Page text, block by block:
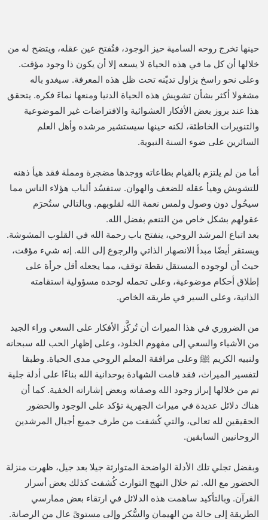
حينها تخرج روحه السامية حيز الوجود، فتُفتح عين عقله، ويتضح له من
خلالها أن كل ما في هذه الحياة لا يسعه إلا أن يكون ذا وجود مؤقت.
وعلى نحو راسخ يزاول تديّنه تحت ظل هذه المعرفة. سيغدو باله
مشغولا أكثر بشأن تشويش هذه الحياة الدنيا ومنعها نماءَ فكره. يتحقق
هذا عند بروز بعض الأفكار العشوائية والافتراضات غير الموضوعية
والتنويرات الخاطئة، لكنه حينها سيستشير مرشده وأهل العلم
السائرين على ضوء السنة النبوية.
أما من لم يلتزم بالقيام بطاعاته ووجدها مضجرة ومملة فقد هيأ ذهنه
للتشويش وهيأ عقله للضعف والهوان. ستفسُد ألباب هؤلاء الناس مما
سيحُول دون وصول ولمس نعمة الله لقلوبهم. وبالتالي ستُحرَم
عقولهم بشكل خاص من التنعم بفضل الله.
بعد اتباع المرشد الروحي، ينفتح باب رحمة الله في القلوب المشوشة.
ويستقر أيضًا مبدأ الانصهار الذاتي والرجوع إلى الله. إنه شيء مؤقت،
حيث أن لوجوده المستقل نقطة توقف، مما يجعله أقل جرأة على
إطلاق أحكام موضوعية، وعلى تحمله لوحده مسؤولية استقامته
الذاتية، وعلى السير في طريقه الخاص.
من الضروري في هذا الميراث أن تُركَّز الأفكار على السعي وراء الجيد
من الأشياء والسعي إلى مفهوم الخلود، وعلى إظهار الحب لله سبحانه
ولنبيه الكريم ﷺ وعلى مرافقة المعلم الروحي مدى الحياة. وطبقا
لتفسير الميراث، فقد قامت الشهادة بوحدانية الله بناءًا على أدلة جلية
تم من خلالها إبراز وجود الله وصفاته وبعض إشاراته الخفية. كما أن
هناك دلائل عديدة في ميراث الجهرية تؤكد على الوجود والحضور
الحقيقين لله تعالى، والتي كُشفت من طرف جميع أجيال المرشدين
الروحانيين السابقين.
وبفضل تجلي تلك الأدلة الواضحة المتوارثة جيلا بعد جيل، ظهرت منزلة
الحضور مع الله. ثم خلال النهج التوارث كُشفت كذلك بعض أسرار
القرآن. وبالتأكيد ساهمت هذه الدلائل في ارتقاء بعض ممارسي
الطريقة إلى حالة من الهيمان والسُّكر وإلى مستوىً عال من الرصانة.